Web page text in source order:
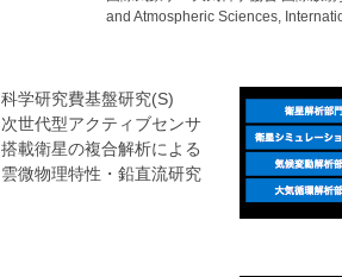
and Atmospheric Sciences,
科学研究費基盤研究(S)
次世代型アクティブセンサ
搭載衛星の複合解析による
雲微物理特性・鉛直流研究